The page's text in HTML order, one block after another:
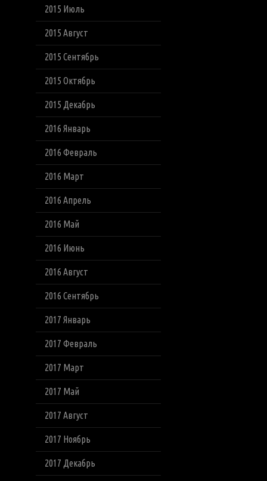
2015 Июль
2015 Август
2015 Сентябрь
2015 Октябрь
2015 Декабрь
2016 Январь
2016 Февраль
2016 Март
2016 Апрель
2016 Май
2016 Июнь
2016 Август
2016 Сентябрь
2017 Январь
2017 Февраль
2017 Март
2017 Май
2017 Август
2017 Ноябрь
2017 Декабрь